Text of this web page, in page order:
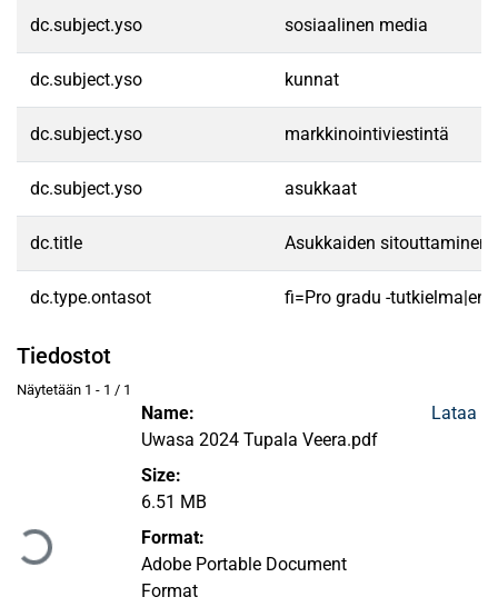
dc.subject.yso sosiaalinen media
dc.subject.yso kunnat
dc.subject.yso markkinointiviestintä
dc.subject.yso asukkaat
dc.title Asukkaiden sitouttaminen
dc.type.ontasot fi=Pro gradu -
Tiedostot
Näytetään 1 - 1 / 1
Ladataan...
Name:
Uwasa 2024 Tupala Veera.pdf
Size:
6.51 MB
Format:
Adobe Portable Document
Format
Lataa